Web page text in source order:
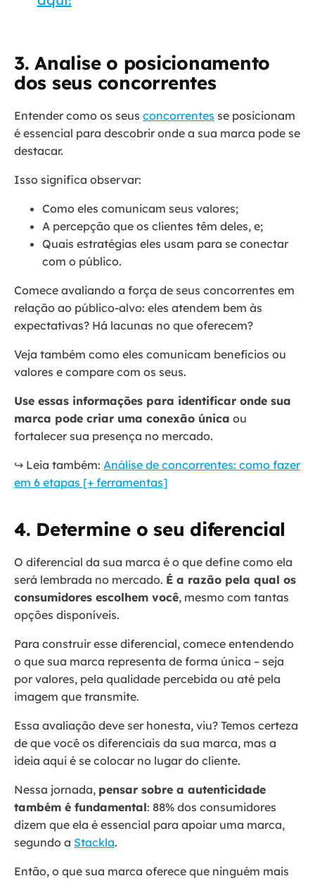
3. Analise o posicionamento
dos seus concorrentes
Entender como os seus concorrentes se posicionam
é essencial para descobrir onde a sua marca pode se
destacar.
Isso significa observar:
Como eles comunicam seus valores;
A percepção que os clientes têm deles, e;
Quais estratégias eles usam para se conectar
com o público.
Comece avaliando a força de seus concorrentes em
relação ao público-alvo: eles atendem bem às
expectativas? Há lacunas no que oferecem?
Veja também como eles comunicam benefícios ou
valores e compare com os seus.
Use essas informações para identificar onde sua
marca pode criar uma conexão única ou
fortalecer sua presença no mercado.
↪️ Leia também: Análise de concorrentes: como fazer
em 6 etapas [+ ferramentas]
4. Determine o seu diferencial
O diferencial da sua marca é o que define como ela
será lembrada no mercado. É a razão pela qual os
consumidores escolhem você, mesmo com tantas
opções disponíveis.
Para construir esse diferencial, comece entendendo
o que sua marca representa de forma única – seja
por valores, pela qualidade percebida ou até pela
imagem que transmite.
Essa avaliação deve ser honesta, viu? Temos certeza
de que você os diferenciais da sua marca, mas a
ideia aqui é se colocar no lugar do cliente.
Nessa jornada, pensar sobre a autenticidade
também é fundamental: 88% dos consumidores
dizem que ela é essencial para apoiar uma marca,
segundo a Stackla.
Então, o que sua marca oferece que ninguém mais